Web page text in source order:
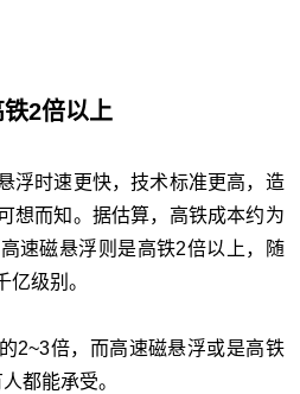
2倍以上
浮时速更快，技术标准更高，造
想而知。据估算，高铁成本约为
速磁悬浮则是高铁2倍以上，随
亿级别。
2~3倍，而高速磁悬浮或是高铁
都能承受。